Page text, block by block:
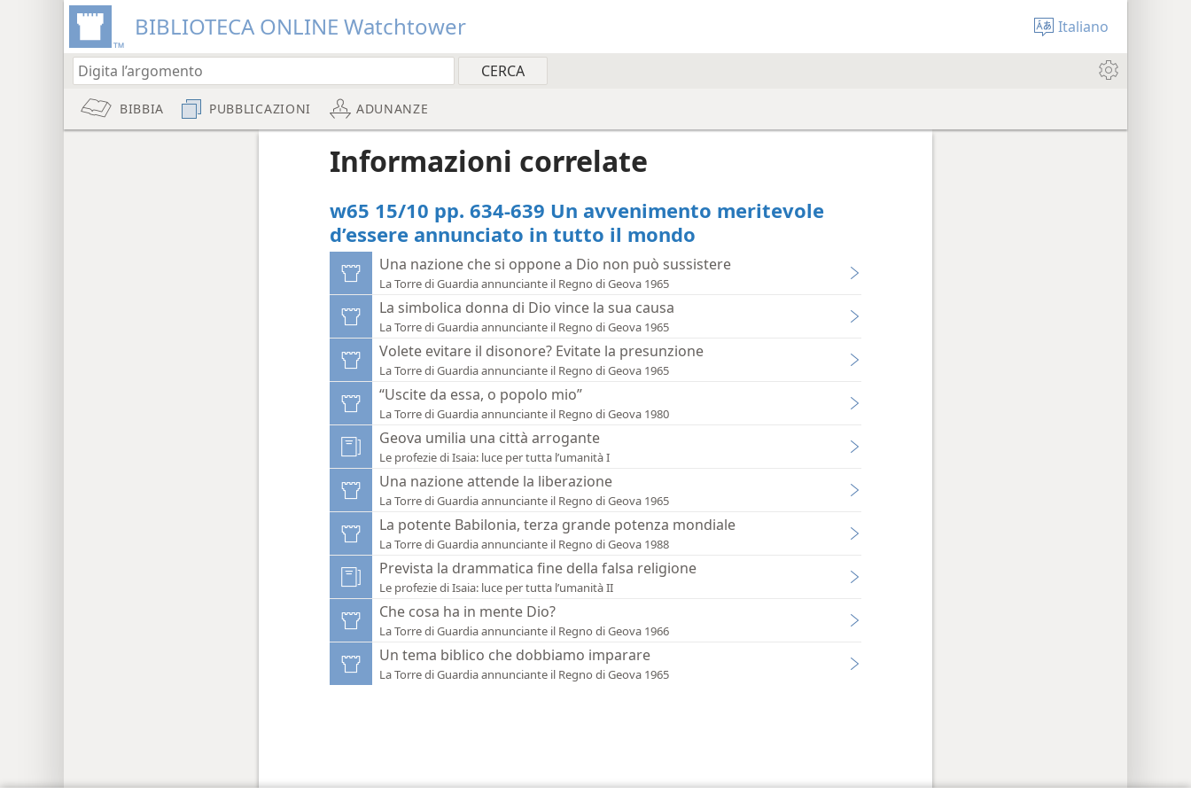
BIBLIOTECA ONLINE Watchtower Italiano
BIBBIA PUBBLICAZIONI ADUNANZE
Informazioni correlate
w65 15/10 pp. 634-639 Un avvenimento meritevole
d’essere annunciato in tutto il mondo
Una nazione che si oppone a Dio non può sussistere
La Torre di Guardia annunciante il Regno di Geova 1965
La simbolica donna di Dio vince la sua causa
La Torre di Guardia annunciante il Regno di Geova 1965
Volete evitare il disonore? Evitate la presunzione
La Torre di Guardia annunciante il Regno di Geova 1965
“Uscite da essa, o popolo mio”
La Torre di Guardia annunciante il Regno di Geova 1980
Geova umilia una città arrogante
Le profezie di Isaia: luce per tutta l’umanità I
Una nazione attende la liberazione
La Torre di Guardia annunciante il Regno di Geova 1965
La potente Babilonia, terza grande potenza mondiale
La Torre di Guardia annunciante il Regno di Geova 1988
Prevista la drammatica fine della falsa religione
Le profezie di Isaia: luce per tutta l’umanità II
Che cosa ha in mente Dio?
La Torre di Guardia annunciante il Regno di Geova 1966
Un tema biblico che dobbiamo imparare
La Torre di Guardia annunciante il Regno di Geova 1965